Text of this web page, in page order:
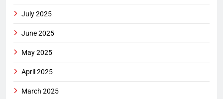
July 2025
June 2025
May 2025
April 2025
March 2025